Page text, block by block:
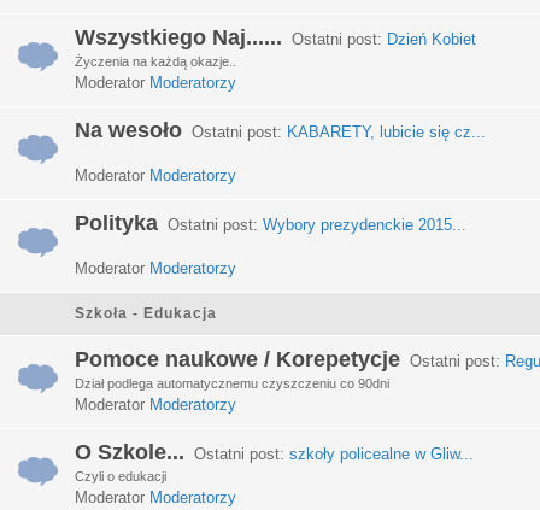
Wszystkiego Naj...... Ostatni post: Dzień Kobiet
Życzenia na każdą okazje..
Moderator Moderatorzy
Na wesoło Ostatni post: KABARETY, lubicie się cz...
Moderator Moderatorzy
Polityka Ostatni post: Wybory prezydenckie 2015...
Moderator Moderatorzy
Szkoła - Edukacja
Pomoce naukowe / Korepetycje Ostatni post:
Dział podlega automatycznemu czyszczeniu co 90dni
Moderator Moderatorzy
O Szkole... Ostatni post: szkoły policealne w Gliw...
Czyli o edukacji
Moderator Moderatorzy